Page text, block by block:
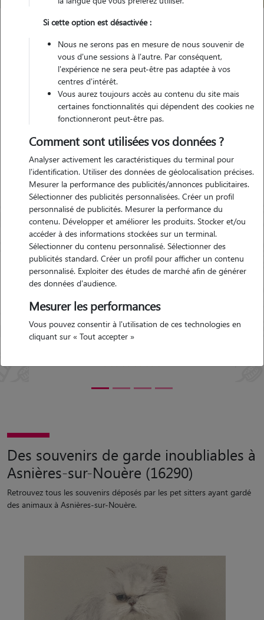
Asnières-sur-Nouère
Plus de 6 propriétaires satisfaits pour
la garde de leur animal à Asnières-
sur-Nouère
le 08-
Garde d'animaux Asnières-
sur-Nouère (16290)
Avis déposé par Véronique le
25-07-2023 12:37
"Jenny est très sympathique et très
professionnelle. Tout c est très bien passé,
nous sommes partis en vacances en toute
confiance en laissant Fidji au bons soins de
Jenny. Nous n hésiterons pas à revenir vers
elle une autre fois. Elle nous donnait des
nouvelles et nous envoyait des photos à
5/5
Des souvenirs de garde inoubliables à
des animaux à Asnières-sur-Nouère.
Si cette option est désactivée :
Nous ne serons pas en mesure de nous souvenir de
vous d'une sessions à l'autre. Par conséquent,
l'expérience ne sera peut-être pas adaptée à vos
centres d'intérêt.
Vous aurez toujours accès au contenu du site mais
certaines fonctionnalités qui dépendent des cookies ne
fonctionneront peut-être pas.
Comment sont utilisées vos données ?
Analyser activement les caractéristiques du terminal pour
l'identification. Utiliser des données de géolocalisation précises.
Mesurer la performance des publicités/annonces publicitaires.
Sélectionner des publicités personnalisées. Créer un profil
personnalisé de publicités. Mesurer la performance du
contenu. Développer et améliorer les produits. Stocker et/ou
accéder à des informations stockées sur un terminal.
Sélectionner du contenu personnalisé. Sélectionner des
publicités standard. Créer un profil pour afficher un contenu
personnalisé. Exploiter des études de marché afin de générer
des données d'audience.
Mesurer les performances
Vous pouvez consentir à l'utilisation de ces technologies en
cliquant sur « Tout accepter »